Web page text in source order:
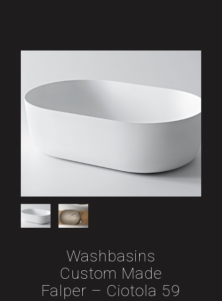
Washbasins
Custom Made
Falper – Ciotola 59